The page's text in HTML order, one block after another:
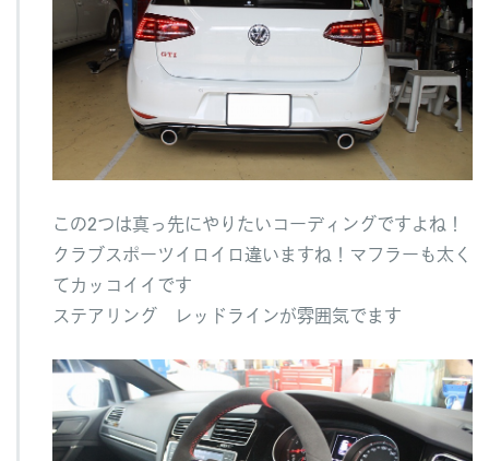
この2つは真っ先にやりたいコーディングですよね！
クラブスポーツイロイロ違いますね！マフラーも太く
てカッコイイです
ステアリング レッドラインが雰囲気でます